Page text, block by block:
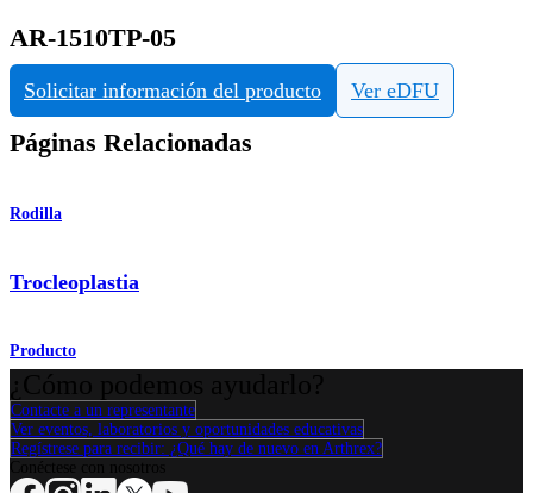
AR-1510TP-05
Solicitar información del producto Ver eDFU
Páginas Relacionadas
Rodilla
Trocleoplastia
Producto
Contacte a un representante
Ver eventos, laboratorios y oportunidades educativas
Regístrese para recibir: ¿Qué hay de nuevo en Arthrex?